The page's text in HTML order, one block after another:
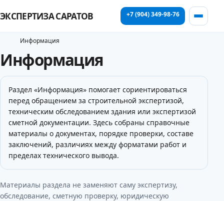
ЭКСПЕРТИЗА САРАТОВ +7 (904) 349-98-76
Информация
Информация
Раздел «Информация» помогает сориентироваться
перед обращением за строительной экспертизой,
техническим обследованием здания или экспертизой
сметной документации. Здесь собраны справочные
материалы о документах, порядке проверки, составе
заключений, различиях между форматами работ и
пределах технического вывода.
Материалы раздела не заменяют саму экспертизу,
обследование, сметную проверку, юридическую